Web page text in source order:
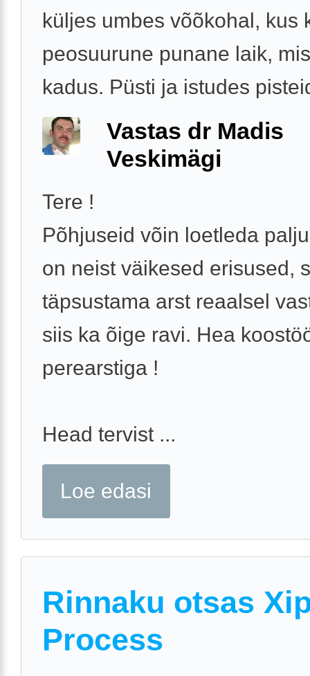
küljes umbes võõkohal, kus
peosuurune punane laik,
kadus. Püsti ja istudes
Vastas dr Madis
Veskimägi
Tere !
Põhjuseid võin loetleda
on neist väikesed erisused,
täpsustama arst reaalsel
siis ka õige ravi. Hea
perearstiga !
Head tervist ...
Loe edasi
Rinnaku otsas
Process